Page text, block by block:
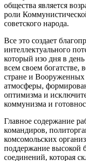
общества является
роли
советского народа.
Все это создает
интеллектуального
который изо дня в
всем своем богатстве,
стране и Вооруженных
атмосферы,
оптимизма и
коммунизма и
Главное содержание
командиров,
комсомольских
поддержание высокой
соединений, которая